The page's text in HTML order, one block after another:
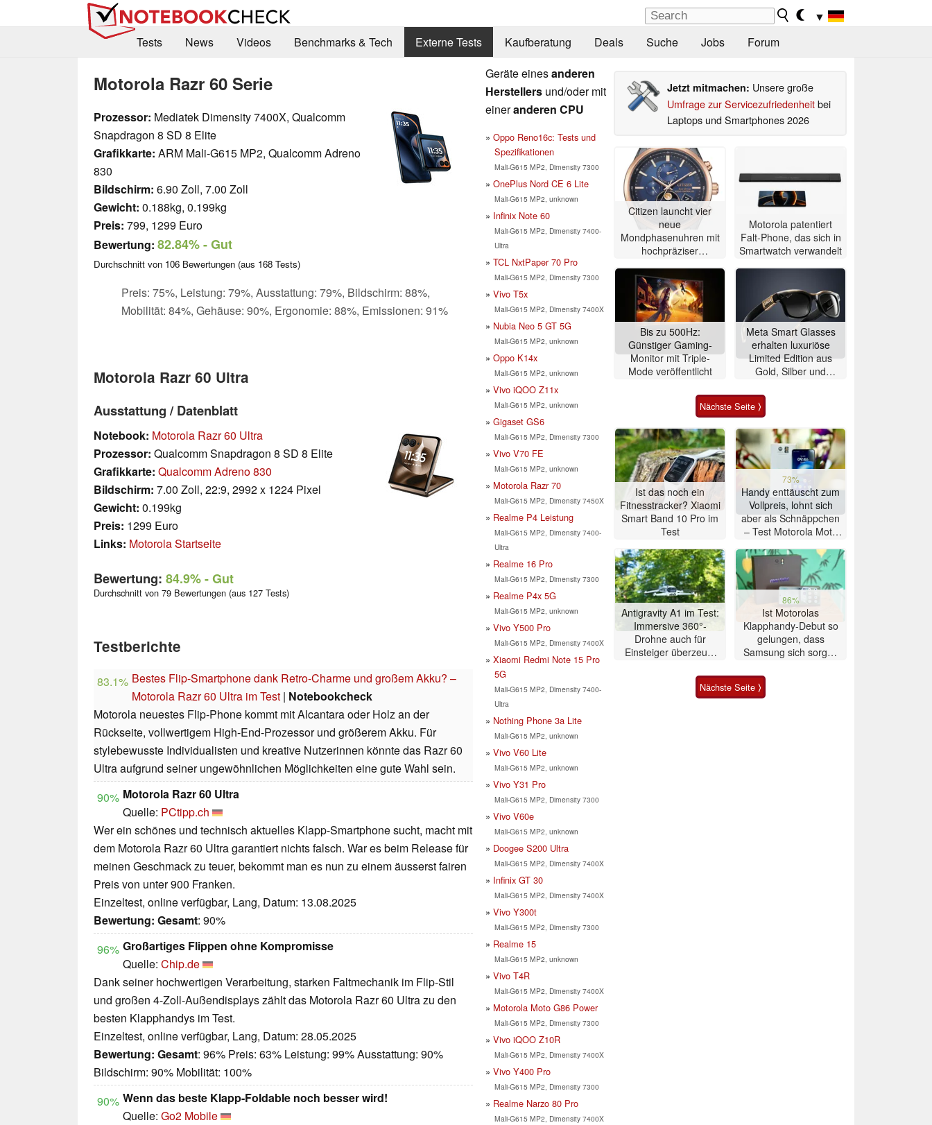
▼
Tests
News Videos Benchmarks & Tech Externe Tests Kaufberatung Deals Suche Jobs Forum
Motorola Razr 60 Serie
Prozessor: Mediatek Dimensity 7400X, Qualcomm
Snapdragon 8 SD 8 Elite
Grafikkarte: ARM Mali-G615 MP2, Qualcomm Adreno
830
Bildschirm: 6.90 Zoll, 7.00 Zoll
Gewicht: 0.188kg, 0.199kg
Preis: 799, 1299 Euro
Bewertung: 82.84%- Gut
Durchschnitt von 106 Bewertungen (aus 168 Tests)
Preis: 75%, Leistung: 79%, Ausstattung: 79%, Bildschirm: 88%,
Mobilität: 84%, Gehäuse: 90%, Ergonomie: 88%, Emissionen: 91%
Motorola Razr 60 Ultra
Ausstattung / Datenblatt
Notebook: Motorola Razr 60 Ultra
Prozessor: Qualcomm Snapdragon 8 SD 8 Elite
Grafikkarte: Qualcomm Adreno 830
Bildschirm: 7.00 Zoll, 22:9, 2992 x 1224 Pixel
Gewicht: 0.199kg
Preis: 1299 Euro
Links: Motorola Startseite
Bewertung: 84.9%- Gut
Durchschnitt von 79 Bewertungen (aus 127 Tests)
Testberichte
83.1% Bestes Flip-Smartphone dank Retro-Charme und großem Akku? –
Motorola Razr 60 Ultra im Test | Notebookcheck
Motorola neuestes Flip-Phone kommt mit Alcantara oder Holz an der
Rückseite, vollwertigem High-End-Prozessor und größerem Akku. Für
stylebewusste Individualisten und kreative Nutzerinnen könnte das Razr 60
Ultra aufgrund seiner ungewöhnlichen Möglichkeiten eine gute Wahl sein.
90% Motorola Razr 60 Ultra
Quelle: PCtipp.ch
Wer ein schönes und technisch aktuelles Klapp-Smartphone sucht, macht mit
dem Motorola Razr 60 Ultra garantiert nichts falsch. War es beim Release für
meinen Geschmack zu teuer, bekommt man es nun zu einem äusserst fairen
Preis von unter 900 Franken.
Einzeltest, online verfügbar, Lang, Datum: 13.08.2025
Bewertung: Gesamt: 90%
96% Großartiges Flippen ohne Kompromisse
Quelle: Chip.de
Dank seiner hochwertigen Verarbeitung, starken Faltmechanik im Flip-Stil
und großen 4-Zoll-Außendisplays zählt das Motorola Razr 60 Ultra zu den
besten Klapphandys im Test.
Einzeltest, online verfügbar, Lang, Datum: 28.05.2025
Bewertung: Gesamt: 96% Preis: 63% Leistung: 99% Ausstattung: 90%
Bildschirm: 90% Mobilität: 100%
90% Wenn das beste Klapp-Foldable noch besser wird!
Quelle: Go2 Mobile
Geräte einesanderen
Herstellers und/oder mit
eineranderen CPU
Oppo Reno16c: Tests und
Spezifikationen
Mali-G615 MP2, Dimensity 7300
OnePlus Nord CE 6 Lite
Mali-G615 MP2, unknown
Infinix Note 60
Mali-G615 MP2, Dimensity 7400-
Ultra
TCL NxtPaper 70 Pro
Mali-G615 MP2, Dimensity 7300
Vivo T5x
Mali-G615 MP2, Dimensity 7400X
Nubia Neo 5 GT 5G
Mali-G615 MP2, unknown
Oppo K14x
Mali-G615 MP2, unknown
Vivo iQOO Z11x
Mali-G615 MP2, unknown
Gigaset GS6
Mali-G615 MP2, Dimensity 7300
Vivo V70 FE
Mali-G615 MP2, unknown
Motorola Razr 70
Mali-G615 MP2, Dimensity 7450X
Realme P4 Leistung
Mali-G615 MP2, Dimensity 7400-
Ultra
Realme 16 Pro
Mali-G615 MP2, Dimensity 7300
Realme P4x 5G
Mali-G615 MP2, unknown
Vivo Y500 Pro
Mali-G615 MP2, Dimensity 7400X
Xiaomi Redmi Note 15 Pro
5G
Mali-G615 MP2, Dimensity 7400-
Ultra
Nothing Phone 3a Lite
Mali-G615 MP2, unknown
Vivo V60 Lite
Mali-G615 MP2, unknown
Vivo Y31 Pro
Mali-G615 MP2, Dimensity 7300
Vivo V60e
Mali-G615 MP2, unknown
Doogee S200 Ultra
Mali-G615 MP2, Dimensity 7400X
Infinix GT 30
Mali-G615 MP2, Dimensity 7400X
Vivo Y300t
Mali-G615 MP2, Dimensity 7300
Realme 15
Mali-G615 MP2, unknown
Vivo T4R
Mali-G615 MP2, Dimensity 7400X
Motorola Moto G86 Power
Mali-G615 MP2, Dimensity 7300
Vivo iQOO Z10R
Mali-G615 MP2, Dimensity 7400X
Vivo Y400 Pro
Mali-G615 MP2, Dimensity 7300
Realme Narzo 80 Pro
Mali-G615 MP2, Dimensity 7400X
Jetzt mitmachen: Unsere große
Umfrage zur Servicezufriedenheitbei
Laptops und Smartphones 2026
Citizen launcht vier
neue
Mondphasenuhren mit
hochpräziser
Motorola patentiert
Falt-Phone, das sich in
Smartwatch verwandelt
Bis zu 500Hz:
Günstiger Gaming-
Monitor mit Triple-
Mode veröffentlicht
Meta Smart Glasses
erhalten luxuriöse
Limited Edition aus
Gold, Silber und
Nächste Seite ⟩
Ist das noch ein
Fitnesstracker? Xiaomi
Smart Band 10 Pro im
Test
73%
Handy enttäuscht zum
Vollpreis, lohnt sich
aber als Schnäppchen
– Test Motorola Moto
Antigravity A1 im Test:
Immersive 360°-
Drohne auch für
Einsteiger überzeugt
86%
Ist Motorolas
Klapphandy-Debut so
gelungen, dass
Samsung sich sorgen
Smartphone im Test
Nächste Seite ⟩